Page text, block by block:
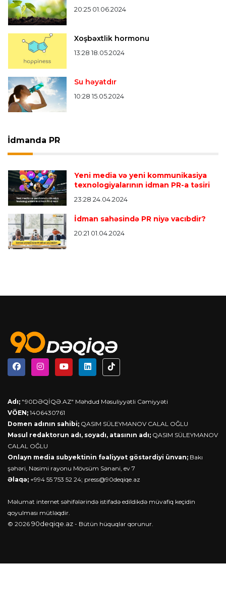
20:25 01.06.2024
Xoşbəxtlik hormonu
13:28 18.05.2024
Su həyatdır
10:28 15.05.2024
İdmanda PR
Yeni media və yeni kommunikasiya
texnologiyalarının idman PR-a təsiri
23:28 24.04.2024
İdman sahəsində PR niyə vacıbdir?
20:21 01.04.2024
Adı; "90DƏQİQƏ.AZ" Məhdud Məsuliyyətli Cəmiyyəti
VÖEN; 1406430761
Domen adının sahibi; QASIM SÜLEYMANOV CALAL OĞLU
Məsul redaktorun adı, soyadı, atasının adı; QASIM SÜLEYMANOV
CALAL OĞLU
Onlayn media subyektinin fəaliyyət göstərdiyi ünvan; Bakı
şəhəri, Nəsimi rayonu Mövsüm Sənani, ev 7
Əlaqə; +994 55 753 52 24; press@90deqiqe.az
Məlumat internet səhifələrində istifadə edildikdə müvafiq keçidin
qoyulması mütləqdir.
© 2026 90deqiqe.az - Bütün hüquqlar qorunur.